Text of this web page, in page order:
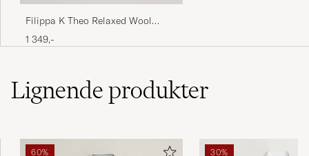
Filippa K Theo Relaxed Wool
Trousers Black
1 349,-
Lignendeprodukter
60% 30%